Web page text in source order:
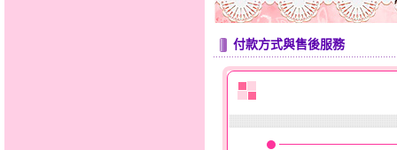
付款方式與售後服務